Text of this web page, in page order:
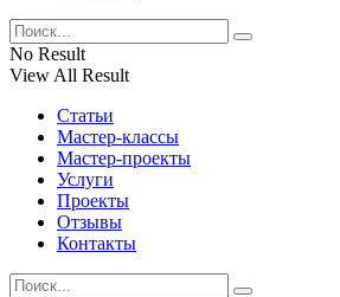
No Result
View All Result
Статьи
Мастер-классы
Мастер-проекты
Услуги
Проекты
Отзывы
Контакты